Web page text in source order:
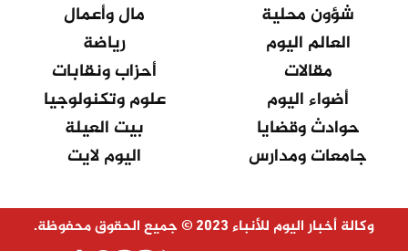
شؤون محلية
مال وأعمال
العالم اليوم
رياضة
مقالات
أحزاب ونقابات
أضواء اليوم
علوم وتكنولوجيا
حوادث وقضايا
بيت العيلة
جامعات ومدارس
اليوم لايت
وكالة أخبار اليوم للأنباء 2023 © جميع الحقوق محفوظة.